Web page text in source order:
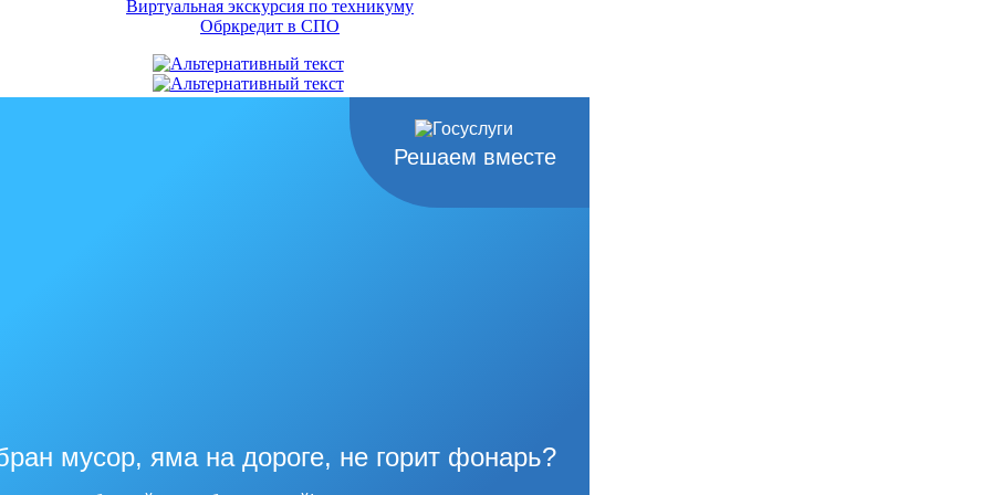
Виртуальная экскурсия по техникуму
Обркредит в СПО
Решаем вместе
мусор, яма на дороге, не горит фонарь?